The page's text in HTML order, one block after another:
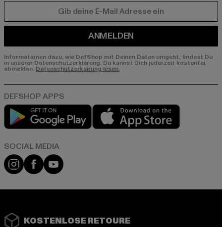
ANMELDEN
Informationen dazu, wie DefShop mit Deinen Daten umgeht, findest Du
in unserer Datenschutzerklärung. Du kannst Dich jederzeit kostenfei
abmelden. Datenschutzerklärung lesen.
Play market
Instagram
FacebookYouTube
KOSTENLOSE RETOURE